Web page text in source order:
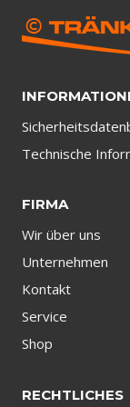
Technische
FIRMA
Wir über uns
Unternehmen
Kontakt
Service
Shop
RECHTLICHES